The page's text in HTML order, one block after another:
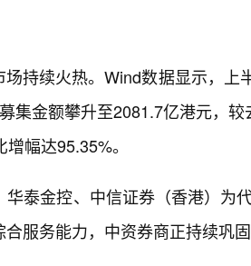
持续火热。Wind数据显示，上
集金额攀升至2081.7亿港元，
幅达95.35%。
泰金控、中信证券（香港）为
服务能力，中资券商正持续巩